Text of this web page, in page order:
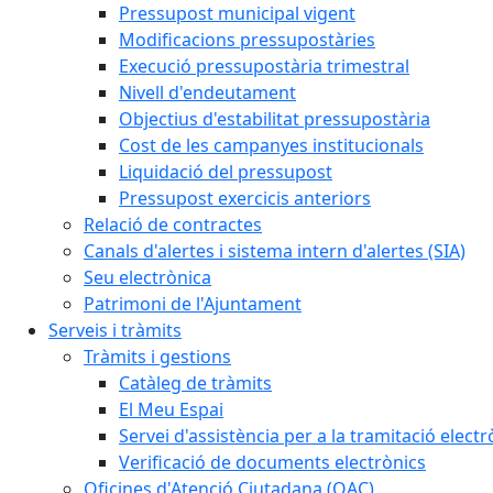
Pressupost municipal vigent
Modificacions pressupostàries
Execució pressupostària trimestral
Nivell d'endeutament
Objectius d'estabilitat pressupostària
Cost de les campanyes institucionals
Liquidació del pressupost
Pressupost exercicis anteriors
Relació de contractes
Canals d'alertes i sistema intern d'alertes (SIA)
Seu electrònica
Patrimoni de l'Ajuntament
Serveis i tràmits
Tràmits i gestions
Catàleg de tràmits
El Meu Espai
Servei d'assistència per a la tramitació
Verificació de documents electrònics